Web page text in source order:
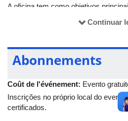
A oficina tem como objetivos
produção textual. Para tanto, serão
subsidiar a discussão.
Na sequência, será realizada uma
alunos e suas correções, de modo a
da oficina uma experiência prática.
promover certa concepção do
Continuar
Abonnements
Coût de l'événement: Evento
Inscrições no próprio local do
certificados.